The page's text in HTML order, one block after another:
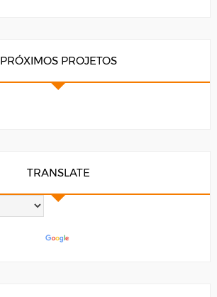
PRÓXIMOS PROJETOS
TRANSLATE